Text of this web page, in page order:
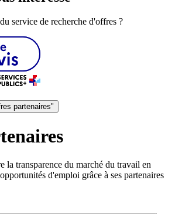
service de recherche d'offres ?
partenaires"
la transparence du marché du travail en
d'emploi grâce à ses partenaires